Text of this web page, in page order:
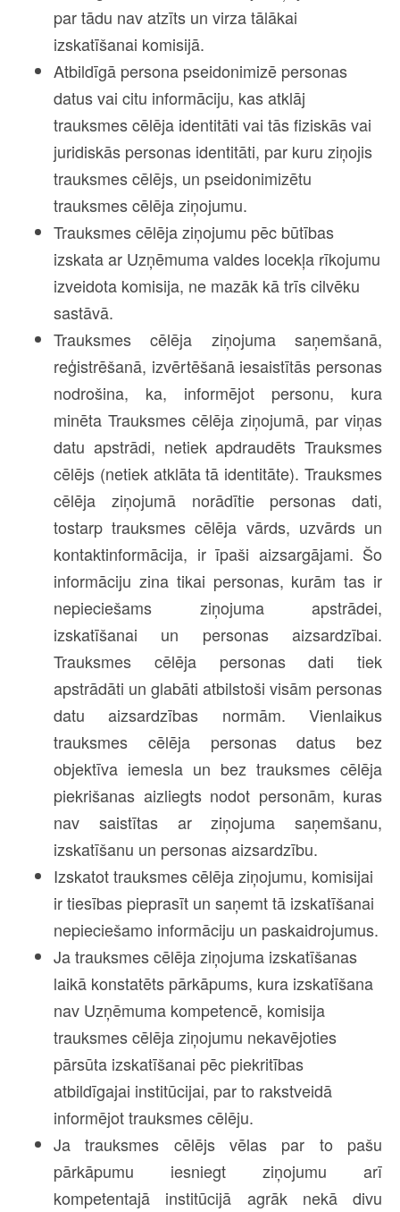
par tādu nav atzīts un virza tālākai
izskatīšanai komisijā.
Atbildīgā persona pseidonimizē personas
datus vai citu informāciju, kas atklāj
trauksmes cēlēja identitāti vai tās fiziskās vai
juridiskās personas identitāti, par kuru ziņojis
trauksmes cēlējs, un pseidonimizētu
trauksmes cēlēja ziņojumu.
Trauksmes cēlēja ziņojumu pēc būtības
izskata ar Uzņēmuma valdes locekļa rīkojumu
izveidota komisija, ne mazāk kā trīs cilvēku
sastāvā.
Trauksmes cēlēja ziņojuma saņemšanā,
reģistrēšanā, izvērtēšanā iesaistītās personas
nodrošina, ka, informējot personu, kura
minēta Trauksmes cēlēja ziņojumā, par viņas
datu apstrādi, netiek apdraudēts Trauksmes
cēlējs (netiek atklāta tā identitāte). Trauksmes
cēlēja ziņojumā norādītie personas dati,
tostarp trauksmes cēlēja vārds, uzvārds un
kontaktinformācija, ir īpaši aizsargājami. Šo
informāciju zina tikai personas, kurām tas ir
nepieciešams ziņojuma apstrādei,
izskatīšanai un personas aizsardzībai.
Trauksmes cēlēja personas dati tiek
apstrādāti un glabāti atbilstoši visām personas
datu aizsardzības normām. Vienlaikus
trauksmes cēlēja personas datus bez
objektīva iemesla un bez trauksmes cēlēja
piekrišanas aizliegts nodot personām, kuras
nav saistītas ar ziņojuma saņemšanu,
izskatīšanu un personas aizsardzību.
Izskatot trauksmes cēlēja ziņojumu, komisijai
ir tiesības pieprasīt un saņemt tā izskatīšanai
nepieciešamo informāciju un paskaidrojumus.
Ja trauksmes cēlēja ziņojuma izskatīšanas
laikā konstatēts pārkāpums, kura izskatīšana
nav Uzņēmuma kompetencē, komisija
trauksmes cēlēja ziņojumu nekavējoties
pārsūta izskatīšanai pēc piekritības
atbildīgajai institūcijai, par to rakstveidā
informējot trauksmes cēlēju.
Ja trauksmes cēlējs vēlas par to pašu
pārkāpumu iesniegt ziņojumu arī
kompetentajā institūcijā agrāk nekā divu